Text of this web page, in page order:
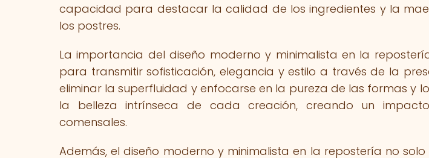
capacidad para destacar la calidad de los ingredientes y la
los postres.
La importancia del diseño moderno y minimalista en la
para transmitir sofisticación, elegancia y estilo a través de la
eliminar la superfluidad y enfocarse en la pureza de las formas y
la belleza intrínseca de cada creación, creando un
comensales.
Además, el diseño moderno y minimalista en la repostería no